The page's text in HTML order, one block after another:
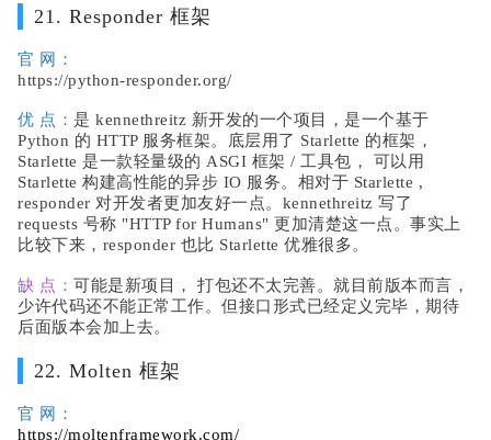
21. Responder 框架
官 网：
https://python-responder.org/
优 点： 是 kennethreitz 新开发的一个项目，是一个基于
Python 的 HTTP 服务框架。底层用了 Starlette 的框架，
Starlette 是一款轻量级的 ASGI 框架 / 工具包， 可以用
Starlette 构建高性能的异步 IO 服务。相对于 Starlette ,
responder 对开发者更加友好一点。kennethreitz 写了
requests 号称 "HTTP for Humans" 更加清楚这一点。事实上
比较下来，responder 也比 Starlette 优雅很多。
缺 点： 可能是新项目， 打包还不太完善。就目前版本而言，
少许代码还不能正常工作。但接口形式已经定义完毕，期待
后面版本会加上去。
22. Molten 框架
官 网：
https://moltenframework.com/